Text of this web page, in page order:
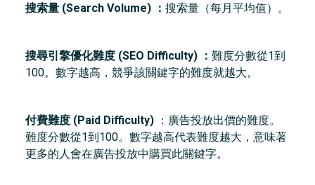
搜索量 (Search Volume) ： 搜索量（每月平均值）。
搜尋引擎優化難度 (SEO Difficulty) ： 難度分數從1到
100。數字越高，競爭該關鍵字的難度就越大。
付費難度 (Paid Difficulty) ：廣告投放出價的難度。
難度分數從1到100。數字越高代表難度越大，意味著
更多的人會在廣告投放中購買此關鍵字。